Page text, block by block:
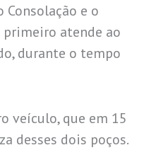
e o
primeiro atende ao
durante o tempo
veículo, que em 15
desses dois poços.